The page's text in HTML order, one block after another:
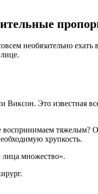
необязательно
Виксон. Это известная
тяжелым?
хрупкость.
лица множество».